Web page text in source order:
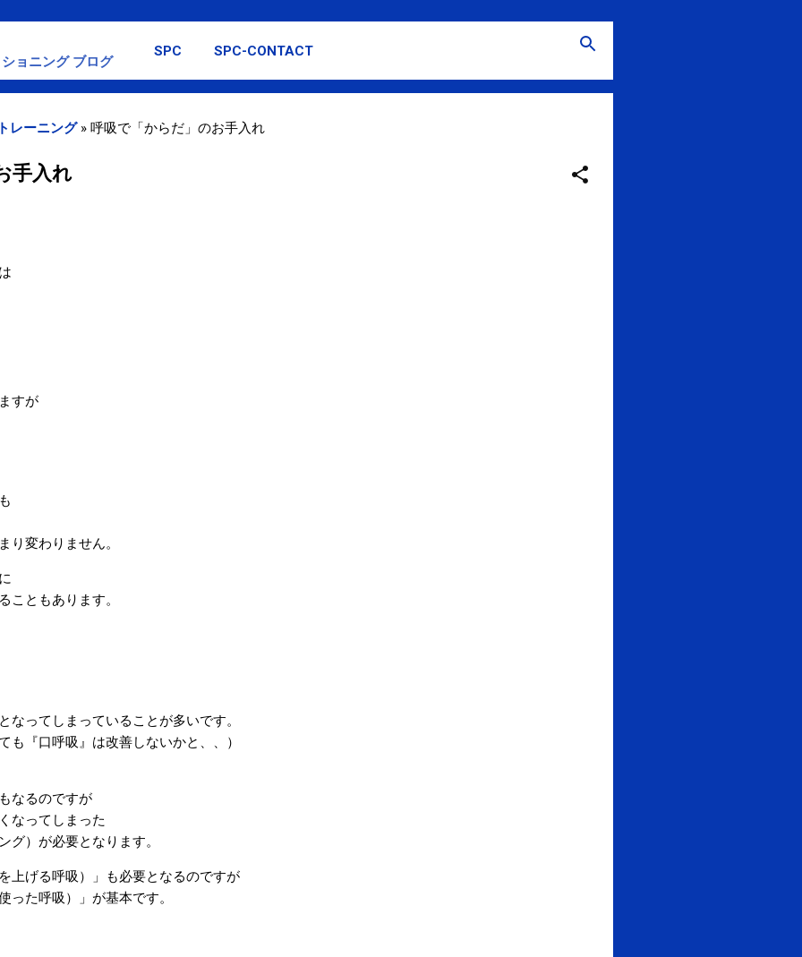
スキップしてメイン コンテンツに移動
ョニング ブログ
SPC SPC-CONTACT
トレーニング» 呼吸で「からだ」のお手入れ
手入れ
すが
り変わりません。
こともあります。
なってしまっていることが多いです。
も『口呼吸』は改善しないかと、、）
なるのですが
なってしまった
グ）が必要となります。
上げる呼吸）」も必要となるのですが
った呼吸）」が基本です。